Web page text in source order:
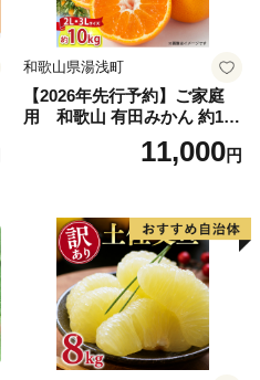
和歌山県湯浅町
【2026年先行予約】ご家庭
用 和歌山 有田みかん 約10k
g (2L、3Lサイズ)【湯浅町】
11,000円